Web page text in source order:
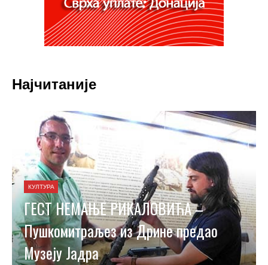
Најчитаније
КУЛТУРА
ГЕСТ НЕМАЊЕ РИКАЛОВИЋА –
Пушкомитраљез из Дрине предао
Музеју Јадра